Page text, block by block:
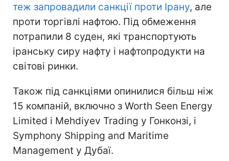
теж запровадили санкції проти Ірану, але
проти торгівлі нафтою. Під обмеження
потрапили 8 суден, які транспортують
іранську сиру нафту і нафтопродукти на
світові ринки.
Також під санкціями опинилися більш ніж
15 компаній, включно з Worth Seen Energy
Limited і Mehdiyev Trading у Гонконзі, і
Symphony Shipping and Maritime
Management у Дубаї.